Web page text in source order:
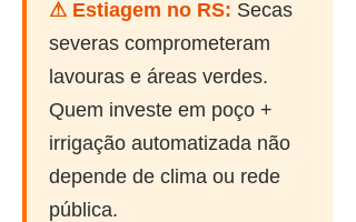
⚠ Estiagem no RS: Secas
severas comprometeram
lavouras e áreas verdes.
Quem investe em poço +
irrigação automatizada não
depende de clima ou rede
pública.